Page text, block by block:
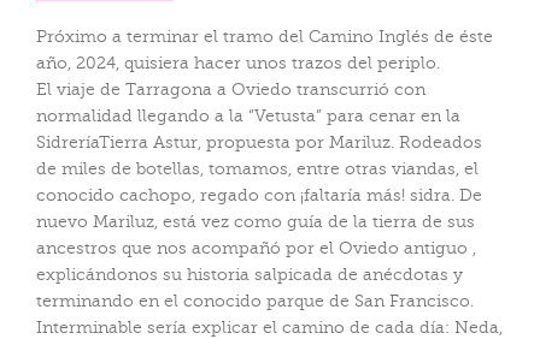
Próximo a terminar el tramo del Camino Inglés de éste
año, 2024, quisiera hacer unos trazos del periplo.
El viaje de Tarragona a Oviedo transcurrió con
normalidad llegando a la “Vetusta” para cenar en la
SidreríaTierra Astur, propuesta por Mariluz. Rodeados
de miles de botellas, tomamos, entre otras viandas, el
conocido cachopo, regado con ¡faltaría más! sidra. De
nuevo Mariluz, está vez como guía de la tierra de sus
ancestros que nos acompañó por el Oviedo antiguo ,
explicándonos su historia salpicada de anécdotas y
terminando en el conocido parque de San Francisco.
Interminable sería explicar el camino de cada día: Neda,